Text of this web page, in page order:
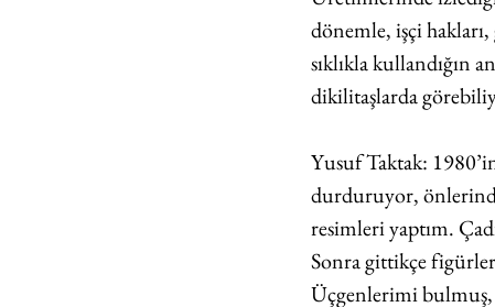
dönemle, işçi
sıklıkla kullandığın
dikilitaşlarda
Yusuf Taktak:
durduruyor,
resimleri yaptım.
Sonra gittikçe figürler
Üçgenlerimi bulmuş,